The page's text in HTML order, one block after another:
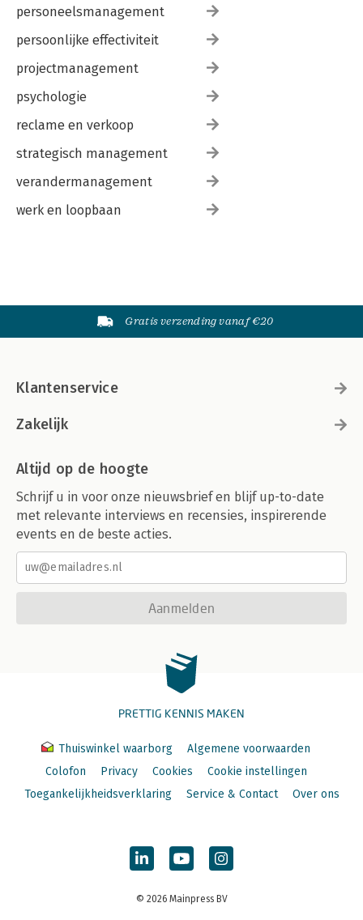
personeelsmanagement
persoonlijke effectiviteit
projectmanagement
psychologie
reclame en verkoop
strategisch management
verandermanagement
werk en loopbaan
Gratis verzending vanaf €20
Klantenservice
Zakelijk
Altijd op de hoogte
Schrijf u in voor onze nieuwsbrief en blijf up-to-date
met relevante interviews en recensies, inspirerende
events en de beste acties.
Aanmelden
PRETTIG KENNIS MAKEN
Thuiswinkel waarborg
Algemene voorwaarden
Colofon
Privacy Cookies
Cookie instellingen
Toegankelijkheidsverklaring
Service & Contact Over ons
© 2026 Mainpress BV